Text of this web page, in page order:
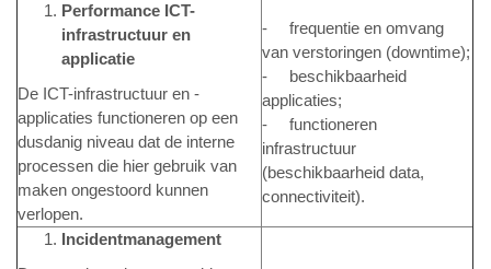
Performance ICT-
infrastructuur en
applicatie
De ICT-infrastructuur en -
applicaties functioneren op een
dusdanig niveau dat de interne
processen die hier gebruik van
maken ongestoord kunnen
verlopen.
- frequentie en omvang
van verstoringen (downtime);
- beschikbaarheid
applicaties;
- functioneren
infrastructuur
(beschikbaarheid data,
connectiviteit).
Incidentmanagement